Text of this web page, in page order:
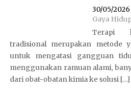
30/05/2026
Gaya
Terapi
tradisional merupakan metode
untuk mengatasi gangguan
menggunakan ramuan alami,
dari obat-obatan kimia ke solusi […]